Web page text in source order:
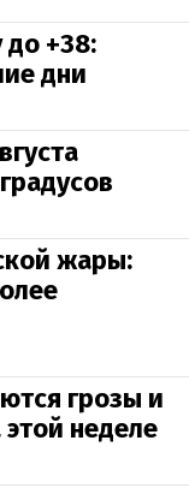
+38:
дни
жары:
грозы и
неделе